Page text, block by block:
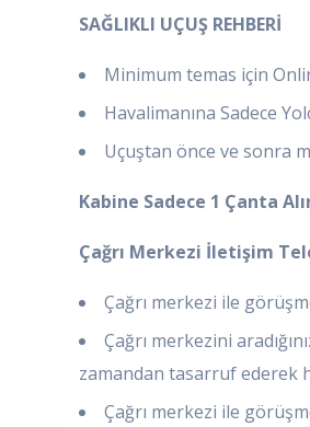
SAĞLIKLI UÇUŞ REHBERİ
Minimum temas için
Havalimanına Sadece
Uçuştan önce ve sonra
Kabine Sadece 1 Çanta
Çağrı Merkezi İletişim
Çağrı merkezi ile
Çağrı merkezini
zamandan tasarruf ederek
Çağrı merkezi ile